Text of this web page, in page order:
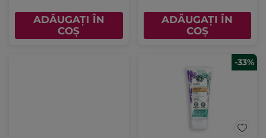
ADĂUGAȚI ÎN
COȘ
ADĂUGAȚI ÎN
COȘ
-33%